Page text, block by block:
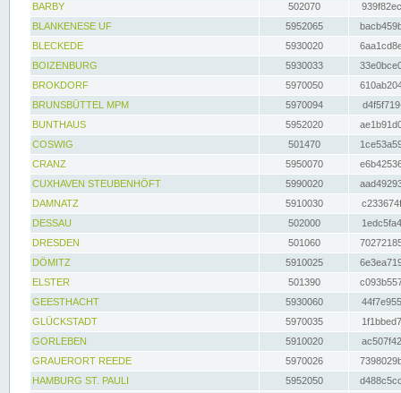
BARBY
502070
BLANKENESE UF
5952065
BLECKEDE
5930020
BOIZENBURG
5930033
BROKDORF
5970050
BRUNSBÜTTEL MPM
5970094
BUNTHAUS
5952020
COSWIG
501470
CRANZ
5950070
CUXHAVEN STEUBENHÖFT
5990020
DAMNATZ
5910030
DESSAU
502000
DRESDEN
501060
DÖMITZ
5910025
ELSTER
501390
GEESTHACHT
5930060
GLÜCKSTADT
5970035
GORLEBEN
5910020
GRAUERORT REEDE
5970026
HAMBURG ST. PAULI
5952050